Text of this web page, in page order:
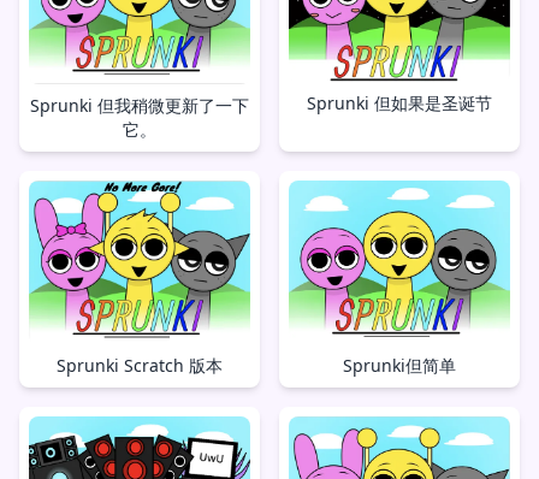
Sprunki 但我稍微更新了一下
它。
Sprunki 但如果是圣诞节
Sprunki Scratch 版本 Sprunki但简单